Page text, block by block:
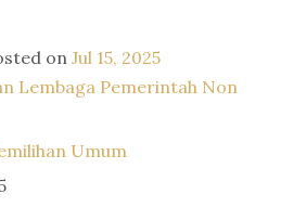
on Jul 15, 2025
Lembaga Pemerintah Non
Umum